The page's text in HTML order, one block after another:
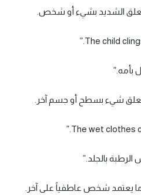
بأمه.”
الرطبة بالجلد.”